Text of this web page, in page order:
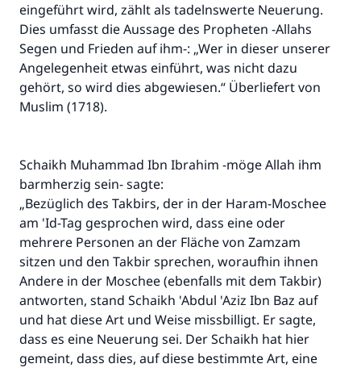
eingeführt wird, zählt als tadelnswerte Neuerung.
Dies umfasst die Aussage des Propheten -Allahs
Segen und Frieden auf ihm-: „Wer in dieser unserer
Angelegenheit etwas einführt, was nicht dazu
gehört, so wird dies abgewiesen.“ Überliefert von
Muslim (1718).
Schaikh Muhammad Ibn Ibrahim -möge Allah ihm
barmherzig sein- sagte:
„Bezüglich des Takbirs, der in der Haram-Moschee
am 'Id-Tag gesprochen wird, dass eine oder
mehrere Personen an der Fläche von Zamzam
sitzen und den Takbir sprechen, woraufhin ihnen
Andere in der Moschee (ebenfalls mit dem Takbir)
antworten, stand Schaikh 'Abdul 'Aziz Ibn Baz auf
und hat diese Art und Weise missbilligt. Er sagte,
dass es eine Neuerung sei. Der Schaikh hat hier
gemeint, dass dies, auf diese bestimmte Art, eine